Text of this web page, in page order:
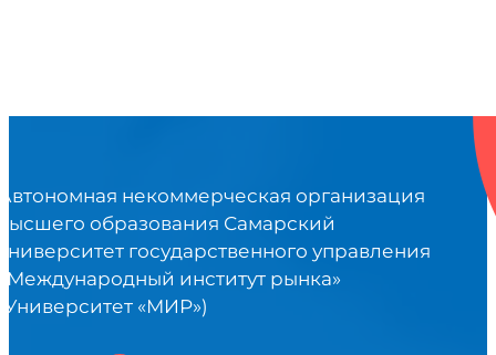
некоммерческая организация
образования Самарский
государственного управления
институт рынка»
«МИР»)